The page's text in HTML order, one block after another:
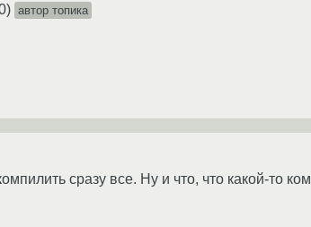
) автор топика
сразу все. Ну и что, что какой-то